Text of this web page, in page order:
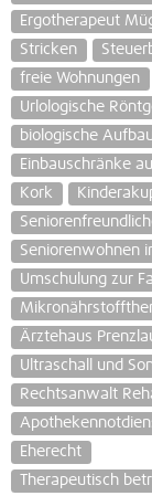
Ergotherapeut
Stricken
freie Wohnungen
Urlologische
biologische
Einbauschränke
Kork
Seniorenwohnen
Umschulung zur
Ärztehaus
Ultraschall und
Rechtsanwalt
Eherecht
Therapeutisch